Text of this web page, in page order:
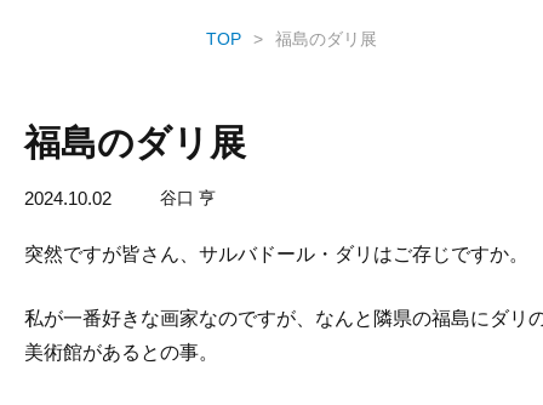
TOP 福島のダリ展
福島のダリ展
2024.10.02 谷口 亨
突然ですが皆さん、サルバドール・ダリはご存じですか。
私が一番好きな画家なのですが、なんと隣県の福島にダリ
美術館があるとの事。